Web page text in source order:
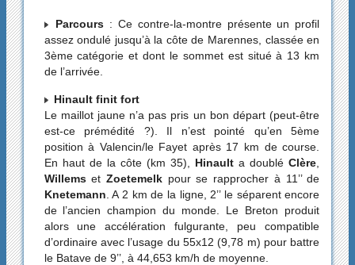
Parcours : Ce contre-la-montre présente un profil
assez ondulé jusqu’à la côte de Marennes, classée en
3ème catégorie et dont le sommet est situé à 13 km
de l’arrivée.
Hinault finit fort
Le maillot jaune n’a pas pris un bon départ (peut-être
est-ce prémédité ?). Il n’est pointé qu’en 5ème
position à Valencin/le Fayet après 17 km de course.
En haut de la côte (km 35), Hinault a doubléClère
Willemset Zoetemelkpour se rapprocher à 11’’ de
Knetemann . A 2 km de la ligne, 2’’ le séparent encore
de l’ancien champion du monde. Le Breton produit
alors une accélération fulgurante, peu compatible
d’ordinaire avec l’usage du 55x12 (9,78 m) pour battre
le Batave de 9’’, à 44,653 km/h de moyenne.